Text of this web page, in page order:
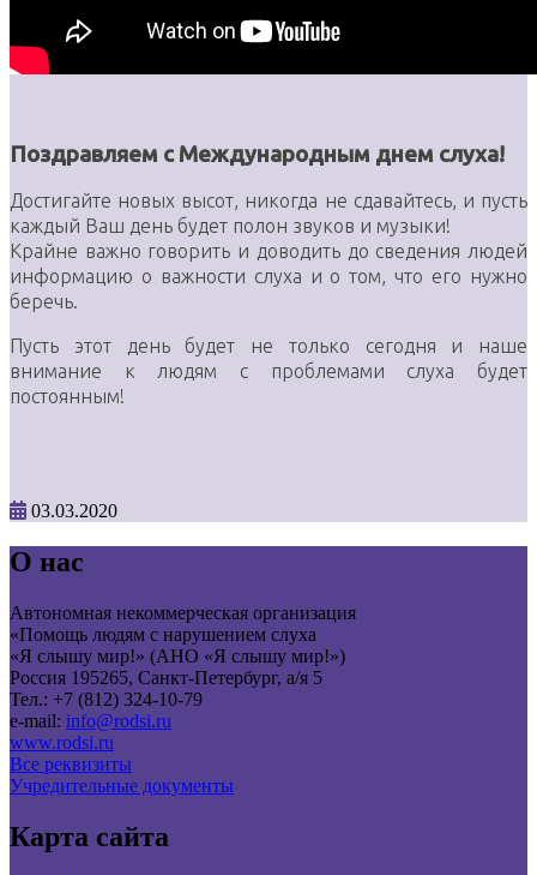
Поздравляем с Международным днем слуха!
Достигайте новых высот, никогда не сдавайтесь, и пусть
каждый Ваш день будет полон звуков и музыки!
Крайне важно говорить и доводить до сведения людей
информацию о важности слуха и о том, что его нужно
беречь.
Пусть этот день будет не только сегодня и наше
внимание к людям с проблемами слуха будет
постоянным!
03.03.2020
О нас
Автономная некоммерческая организация
«Помощь людям с нарушением слуха
«Я слышу мир!» (АНО «Я слышу мир!»)
Россия 195265, Санкт-Петербург, а/я 5
Тел.: +7 (812) 324-10-79
e-mail: info@rodsi.ru
www.rodsi.ru
Все реквизиты
Учредительные документы
Карта сайта